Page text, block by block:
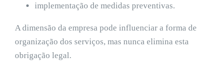
implementação de medidas preventivas.
A dimensão da empresa pode influenciar a forma de
organização dos serviços, mas nunca elimina esta
obrigação legal.